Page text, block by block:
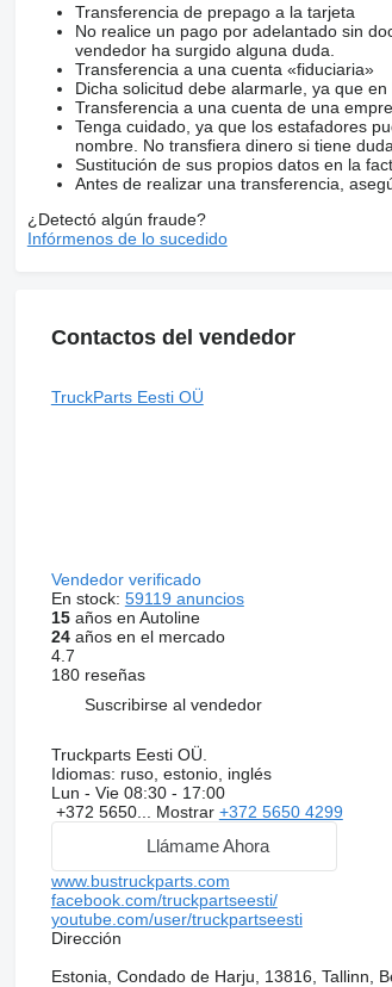
Transferencia de prepago a la tarjeta
No realice un pago por adelantado sin
vendedor ha surgido alguna duda.
Transferencia a una cuenta «fiduciaria»
Dicha solicitud debe alarmarle, ya que
Transferencia a una cuenta de una
Tenga cuidado, ya que los estafadores
nombre. No transfiera dinero si tiene
Sustitución de sus propios datos en la
Antes de realizar una transferencia,
¿Detectó algún fraude?
Infórmenos de lo sucedido
Contactos del vendedor
TruckParts Eesti OÜ
Vendedor verificado
En stock: 59119 anuncios
15años en Autoline
24años en el mercado
4.7
180 reseñas
Suscribirse al vendedor
Truckparts Eesti OÜ.
Idiomas: ruso, estonio, inglés
Lun - Vie 08:30 - 17:00
+372 5650... Mostrar +372 5650 4299
Llámame Ahora
www.bustruckparts.com
facebook.com/truckpartseesti/
youtube.com/user/truckpartseesti
Dirección
Estonia, Condado de Harju, 13816, Tallinn,